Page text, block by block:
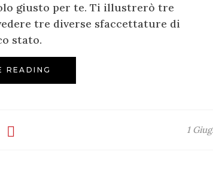
giusto per te. Ti illustrerò tre
tre diverse sfaccettature di
stato.
READING
1